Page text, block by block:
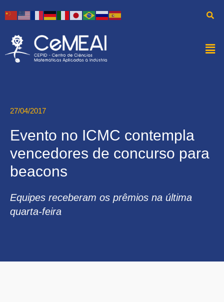
27/04/2017
Evento no ICMC contempla
vencedores de concurso para
beacons
Equipes receberam os prêmios na última
quarta-feira